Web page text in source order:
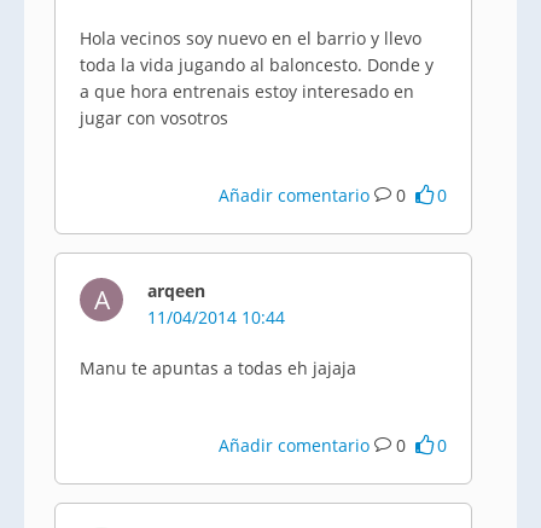
Hola vecinos soy nuevo en el barrio y llevo
toda la vida jugando al baloncesto. Donde y
a que hora entrenais estoy interesado en
jugar con vosotros
Añadir comentario 0 0
A
arqeen
11/04/2014 10:44
Manu te apuntas a todas eh jajaja
Añadir comentario 0 0